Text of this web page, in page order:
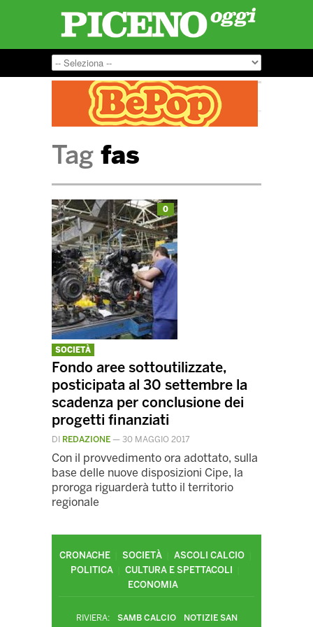
Tag fas
0
SOCIETÀ
Fondo aree sottoutilizzate,
posticipata al 30 settembre la
scadenza per conclusione dei
progetti finanziati
DI REDAZIONE — 30 MAGGIO 2017
Con il provvedimento ora adottato, sulla
base delle nuove disposizioni Cipe, la
proroga riguarderà tutto il territorio
regionale
CRONACHE SOCIETÀ
ASCOLI CALCIO
POLITICA
CULTURA E SPETTACOLI
ECONOMIA
RIVIERA: SAMB CALCIO NOTIZIE SAN